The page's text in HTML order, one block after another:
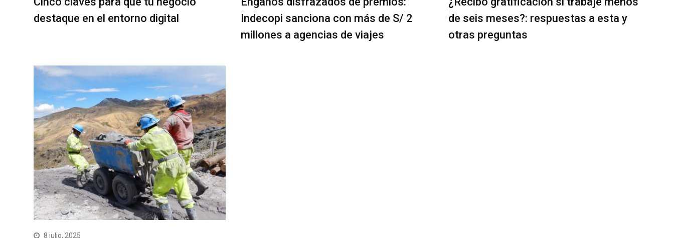
destaque en el entorno digital
Indecopi sanciona con más de S/ 2
millones a agencias de viajes
de seis meses?: respuestas a esta y
otras preguntas
8 julio, 2025